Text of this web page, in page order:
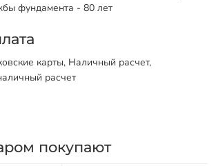
фундамента - 80 лет
карты, Наличный расчет,
расчет
покупают